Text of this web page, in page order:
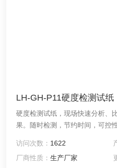
LH-GH-P11硬度检测试纸
硬度检测试纸，现场快速分析、
果。随时检测，节约时间，可控
访问次数： 1622
厂商性质：生产厂家